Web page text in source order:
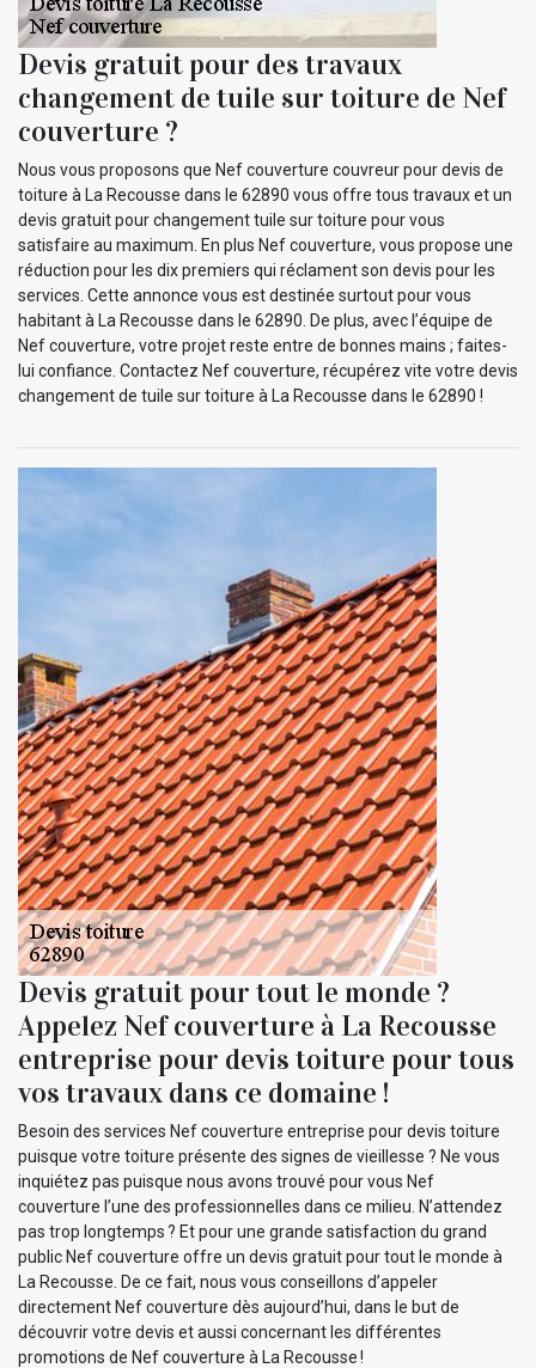
Devis gratuit pour des travaux
changement de tuile sur toiture de Nef
couverture ?
Nous vous proposons que Nef couverture couvreur pour devis de
toiture à La Recousse dans le 62890 vous offre tous travaux et un
devis gratuit pour changement tuile sur toiture pour vous
satisfaire au maximum. En plus Nef couverture, vous propose une
réduction pour les dix premiers qui réclament son devis pour les
services. Cette annonce vous est destinée surtout pour vous
habitant à La Recousse dans le 62890. De plus, avec l’équipe de
Nef couverture, votre projet reste entre de bonnes mains ; faites-
lui confiance. Contactez Nef couverture, récupérez vite votre devis
changement de tuile sur toiture à La Recousse dans le 62890 !
Devis gratuit pour tout le monde ?
Appelez Nef couverture à La Recousse
entreprise pour devis toiture pour tous
vos travaux dans ce domaine !
Besoin des services Nef couverture entreprise pour devis toiture
puisque votre toiture présente des signes de vieillesse ? Ne vous
inquiétez pas puisque nous avons trouvé pour vous Nef
couverture l’une des professionnelles dans ce milieu. N’attendez
pas trop longtemps ? Et pour une grande satisfaction du grand
public Nef couverture offre un devis gratuit pour tout le monde à
La Recousse. De ce fait, nous vous conseillons d’appeler
directement Nef couverture dès aujourd’hui, dans le but de
découvrir votre devis et aussi concernant les différentes
promotions de Nef couverture à La Recousse !